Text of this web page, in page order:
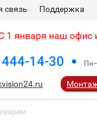
связь Поддержка
января наш офис
14-30